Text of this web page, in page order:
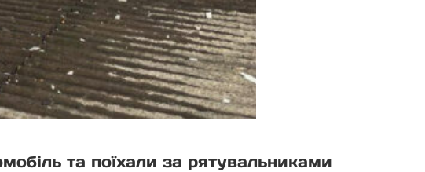
та поїхали за рятувальниками